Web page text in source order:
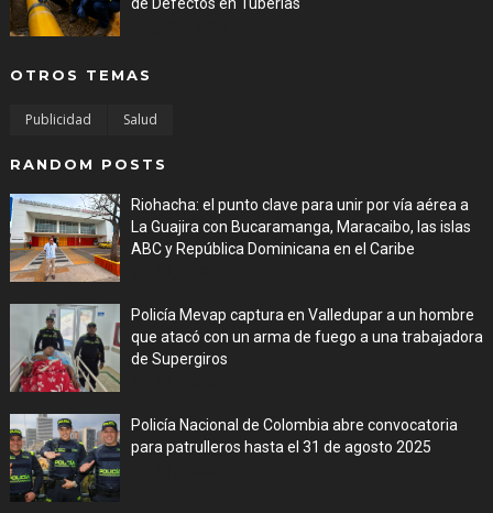
OTROS TEMAS
Publicidad Salud
RANDOM POSTS
Riohacha: el punto clave para unir por vía aérea a
La Guajira con Bucaramanga, Maracaibo, las islas
ABC y República Dominicana en el Caribe
Policía Mevap captura en Valledupar a un hombre
que atacó con un arma de fuego a una trabajadora
de Supergiros
Policía Nacional de Colombia abre convocatoria
para patrulleros hasta el 31 de agosto 2025